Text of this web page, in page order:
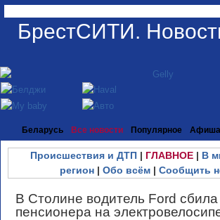
БрестСИТИ.
Беларусь Все новости Популярное Афиша
Происшествия и ДТП| ГЛАВНОЕ| В
регион | Обо всём | Сообщить
В Столине водитель Ford сбила
пенсионера на